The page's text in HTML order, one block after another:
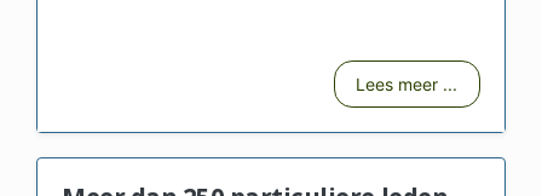
Lees meer ...